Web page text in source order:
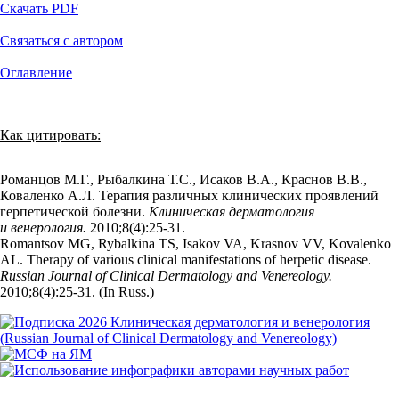
Скачать PDF
Связаться с автором
Оглавление
Как цитировать:
Романцов М.Г., Рыбалкина Т.С., Исаков В.А., Краснов В.В.,
Коваленко А.Л. Терапия различных клинических проявлений
герпетической болезни. Клиническая дерматология
и венерология. 2010;8(4):25‑31.
Romantsov MG, Rybalkina TS, Isakov VA, Krasnov VV, Kovalenko
AL. Therapy of various clinical manifestations of herpetic disease.
Russian Journal of Clinical Dermatology and Venereology.
2010;8(4):25‑31. (In Russ.)